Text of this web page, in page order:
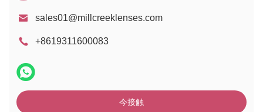
sales01@millcreeklenses.com
+8619311600083
今接触